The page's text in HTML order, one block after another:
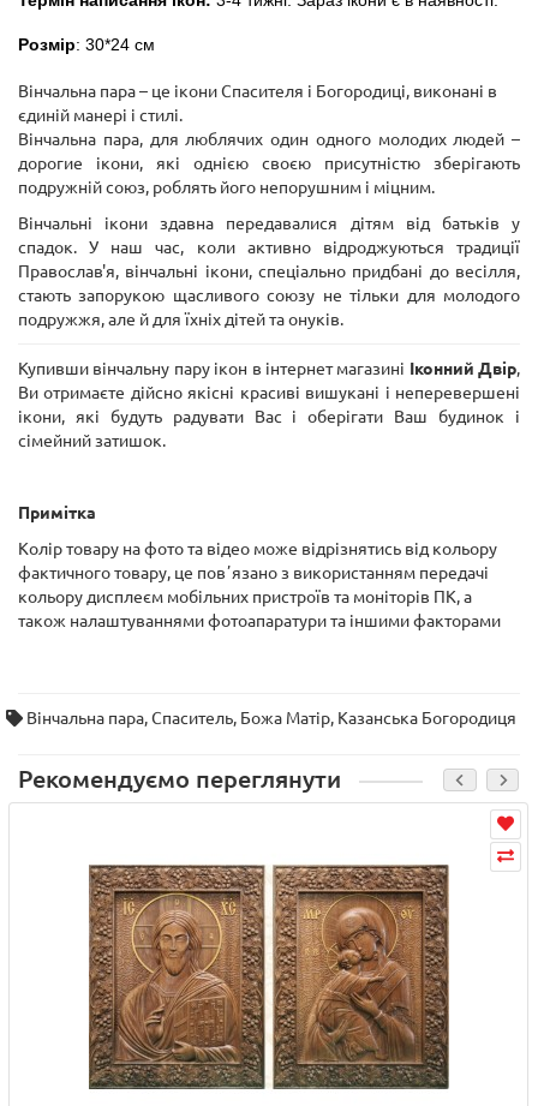
Розмір: 30*24 см
Вінчальна пара – це ікони Спасителя і Богородиці, виконані в
єдиній манері і стилі.
Вінчальна пара, для люблячих один одного молодих людей –
дорогие ікони, які однією своєю присутністю зберігають
подружній союз, роблять його непорушним і міцним.
Вінчальні ікони здавна передавалися дітям від батьків у
спадок. У наш час, коли активно відроджуються традиції
Православ'я, вінчальні ікони, спеціально придбані до весілля,
стають запорукою щасливого союзу не тільки для молодого
подружжя, але й для їхніх дітей та онуків.
Купивши вінчальну пару ікон в інтернет магазині Іконний Двір,
Ви отримаєте дійсно якісні красиві вишукані і неперевершені
ікони, які будуть радувати Вас і оберігати Ваш будинок і
сімейний затишок.
Примітка
Колір товару на фото та відео може відрізнятись від кольору
фактичного товару, це повʼязано з використанням передачі
кольору дисплеєм мобільних пристроїв та моніторів ПК, а
також налаштуваннями фотоапаратури та іншими факторами
Вінчальна пара,Спаситель, Божа Матір, Казанська Богородиця
Рекомендуємо переглянути